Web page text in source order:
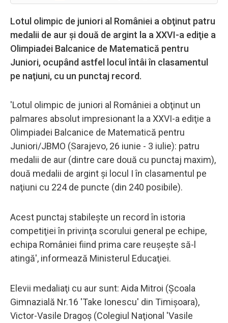
Lotul olimpic de juniori al României a obţinut patru
medalii de aur şi două de argint la a XXVI-a ediţie a
Olimpiadei Balcanice de Matematică pentru
Juniori, ocupând astfel locul întâi în clasamentul
pe naţiuni, cu un punctaj record.
'Lotul olimpic de juniori al României a obţinut un
palmares absolut impresionant la a XXVI-a ediţie a
Olimpiadei Balcanice de Matematică pentru
Juniori/JBMO (Sarajevo, 26 iunie - 3 iulie): patru
medalii de aur (dintre care două cu punctaj maxim),
două medalii de argint şi locul I în clasamentul pe
naţiuni cu 224 de puncte (din 240 posibile).
Acest punctaj stabileşte un record în istoria
competiţiei în privinţa scorului general pe echipe,
echipa României fiind prima care reuşeşte să-l
atingă', informează Ministerul Educaţiei.
Elevii medaliaţi cu aur sunt: Aida Mitroi (Şcoala
Gimnazială Nr.16 'Take Ionescu' din Timişoara),
Victor-Vasile Dragoş (Colegiul Naţional 'Vasile